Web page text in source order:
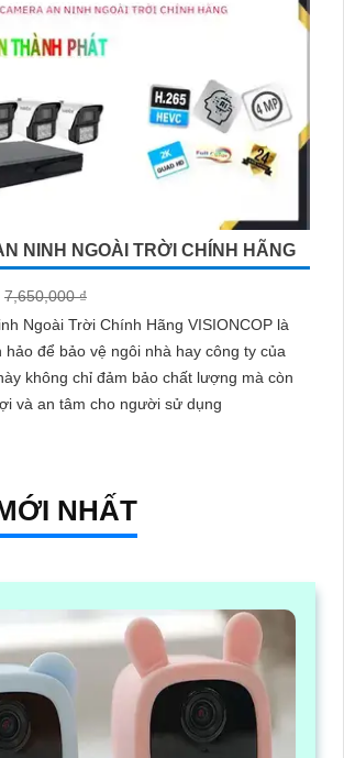
NINH NGOÀI TRỜI CHÍNH HÃNG
7,650,000 ₫
Ngoài Trời Chính Hãng VISIONCOP là
để bảo vệ ngôi nhà hay công ty của
và an tâm cho người sử dụng
NHẤT